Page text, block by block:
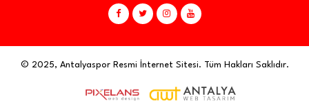
© 2025, Antalyaspor Resmi İnternet Sitesi. Tüm Hakları Saklıdır.